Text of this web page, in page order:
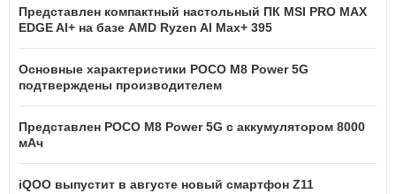
Представлен компактный настольный ПК MSI PRO MAX
EDGE AI+ на базе AMD Ryzen AI Max+ 395
Основные характеристики POCO M8 Power 5G
подтверждены производителем
Представлен POCO M8 Power 5G с аккумулятором 8000
мАч
iQOO выпустит в августе новый смартфон Z11